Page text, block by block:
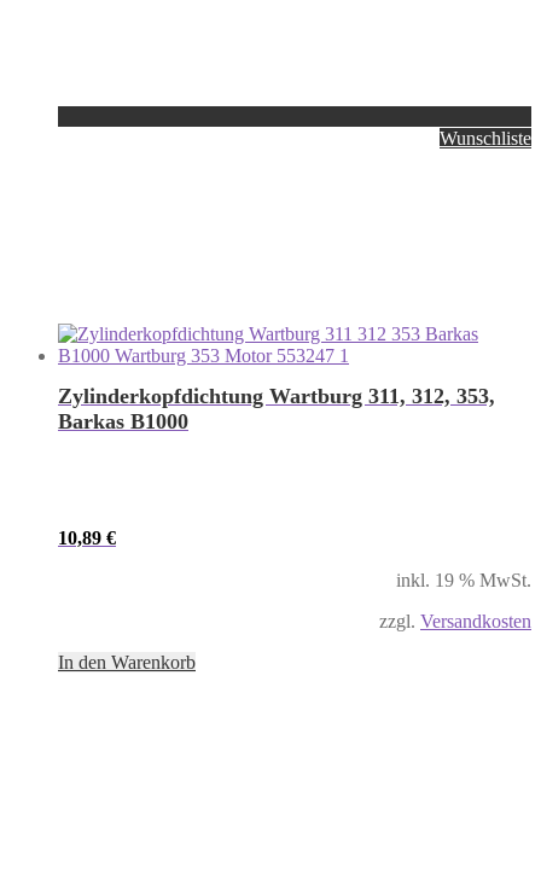
Wunschliste
Zylinderkopfdichtung Wartburg 311, 312, 353,
Barkas B1000
10,89 €
inkl. 19 % MwSt.
zzgl. Versandkosten
In den Warenkorb